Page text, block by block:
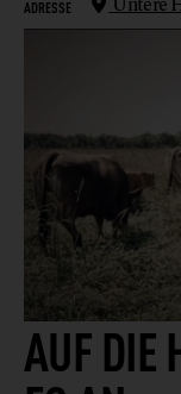
ADRESSE
AUF DIE